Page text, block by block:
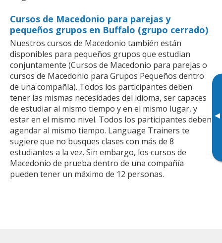
▸
Cursos de Macedonio para parejas y
pequeños grupos en Buffalo (grupo cerrado)
Nuestros cursos de Macedonio también están
disponibles para pequeños grupos que estudian
conjuntamente (Cursos de Macedonio para parejas o
cursos de Macedonio para Grupos Pequeños dentro
de una compañía). Todos los participantes deben
tener las mismas necesidades del idioma, ser capaces
de estudiar al mismo tiempo y en el mismo lugar, y
estar en el mismo nivel. Todos los participantes deben
agendar al mismo tiempo. Language Trainers te
sugiere que no busques clases con más de 8
estudiantes a la vez. Sin embargo, los cursos de
Macedonio de prueba dentro de una compañía
pueden tener un máximo de 12 personas.